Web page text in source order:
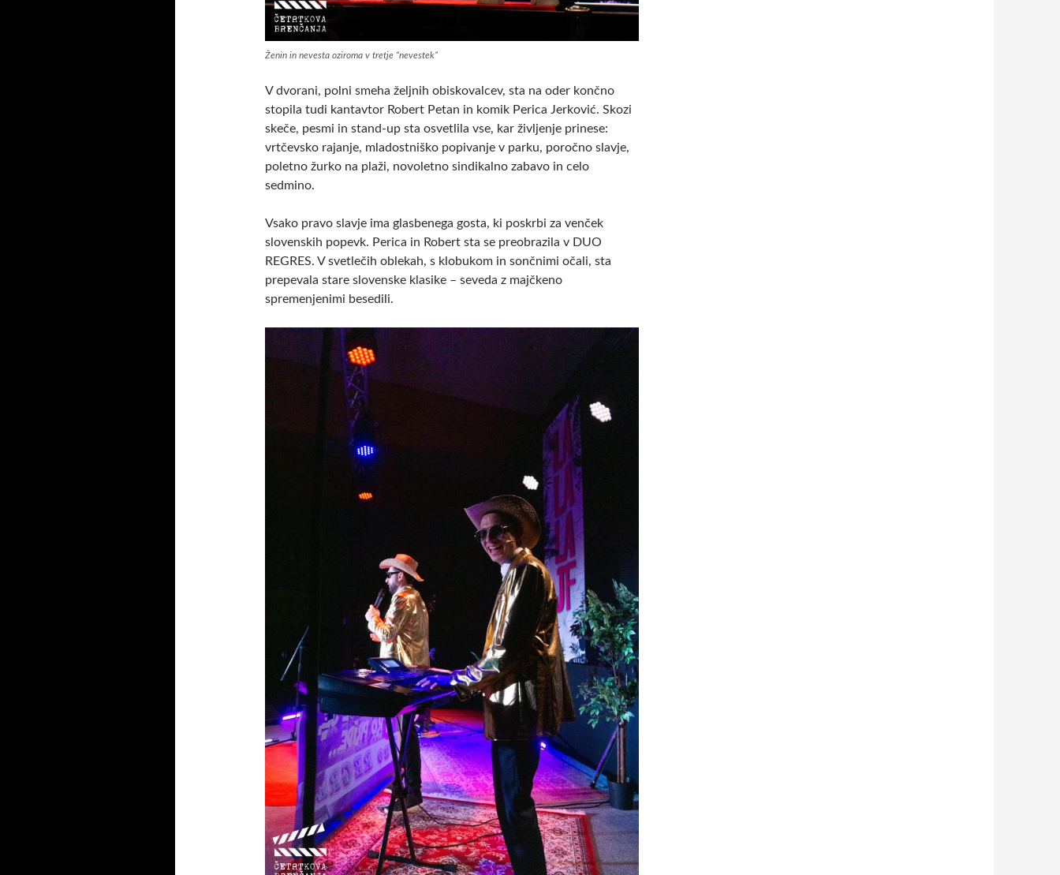
Ženin in nevesta oziroma v tretje “nevestek”
V dvorani, polni smeha željnih obiskovalcev, sta na oder končno
stopila tudi kantavtor Robert Petan in komik Perica Jerković. Skozi
skeče, pesmi in stand-up sta osvetlila vse, kar življenje prinese:
vrtčevsko rajanje, mladostniško popivanje v parku, poročno slavje,
poletno žurko na plaži, novoletno sindikalno zabavo in celo
sedmino.
Vsako pravo slavje ima glasbenega gosta, ki poskrbi za venček
slovenskih popevk. Perica in Robert sta se preobrazila v DUO
REGRES. V svetlečih oblekah, s klobukom in sončnimi očali, sta
prepevala stare slovenske klasike – seveda z majčkeno
spremenjenimi besedili.